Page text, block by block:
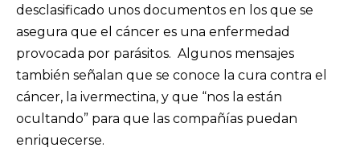
desclasificado unos documentos en los que se
asegura que el cáncer es una enfermedad
provocada por parásitos. Algunos mensajes
también señalan que se conoce la cura contra el
cáncer, la ivermectina, y que “nos la están
ocultando” para que las compañías puedan
enriquecerse.